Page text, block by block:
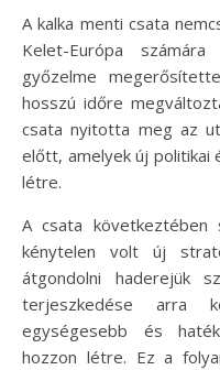
A kalka menti csata
Kelet-Európa
győzelme
hosszú időre
csata nyitotta meg az
előtt, amelyek új politikai
létre.
A csata következtében
kénytelen volt új
átgondolni haderejük
terjeszkedése arra
egységesebb és
hozzon létre. Ez a